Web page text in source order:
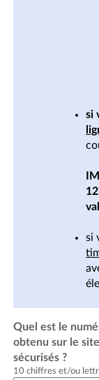
si
si
Quel est le
obtenu sur le
sécurisés ?
10 chiffres et/ou